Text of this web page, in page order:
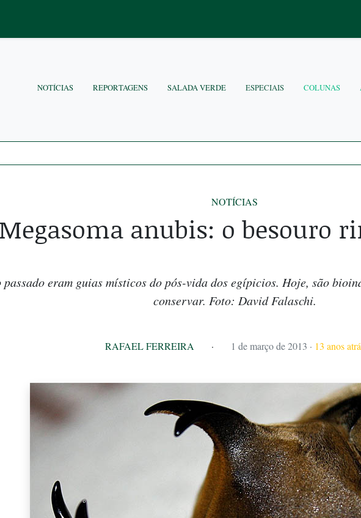
NOTÍCIAS REPORTAGENS SALADA VERDE ESPECIAIS COLUNAS
NOTÍCIAS
Megasoma anubis: o besouro
passado eram guias místicos do pós-vida dos egípicios. Hoje, são
conservar. Foto: David Falaschi.
RAFAEL FERREIRA · 1 de março de 2013 · 13 anos